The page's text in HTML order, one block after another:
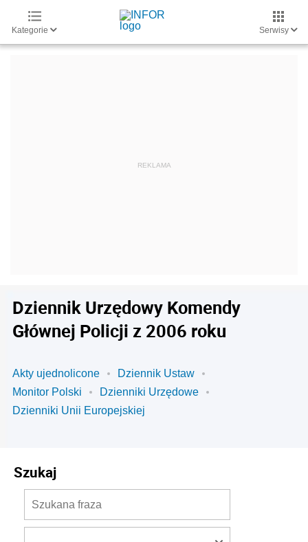
Kategorie Serwisy
Dziennik Urzędowy Komendy
Głównej Policji z 2006 roku
Akty ujednolicone
Dziennik Ustaw
Monitor Polski
Dzienniki Urzędowe
Dzienniki Unii Europejskiej
Szukaj